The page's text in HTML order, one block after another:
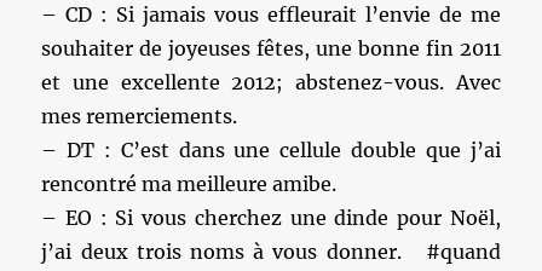
– CD : Si jamais vous effleurait l’envie de me
souhaiter de joyeuses fêtes, une bonne fin 2011
et une excellente 2012; abstenez-vous. Avec
mes remerciements.
– DT : C’est dans une cellule double que j’ai
rencontré ma meilleure amibe.
– EO : Si vous cherchez une dinde pour Noël,
j’ai deux trois noms à vous donner. #quand